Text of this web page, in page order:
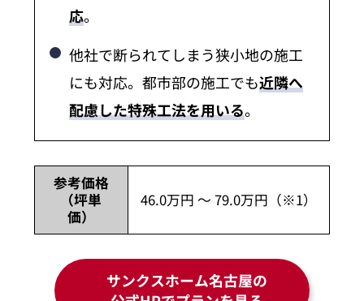
応。
他社で断られてしまう狭小地の施工
にも対応。都市部の施工でも近隣へ
配慮した特殊工法を用いる。
参考価格
（坪単
価）
46.0万円 ～ 79.0万円（※1）
サンクスホーム名古屋の